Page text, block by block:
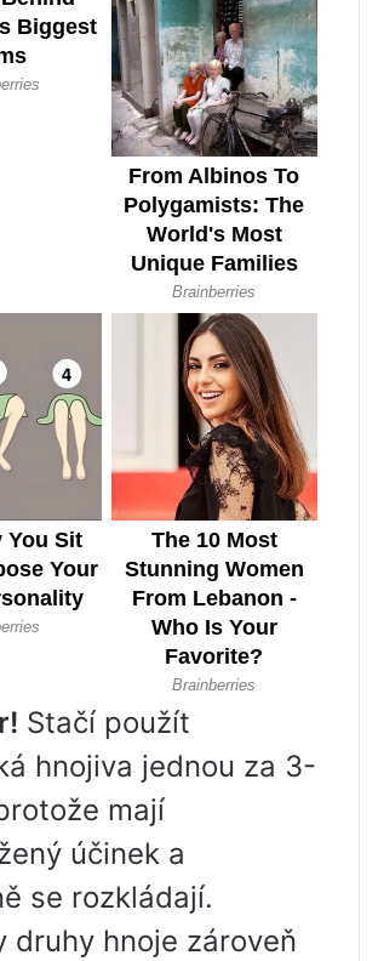
Stačí použít
hnojiva jednou za 3-
mají
účinek a
se rozkládají.
druhy hnoje zároveň